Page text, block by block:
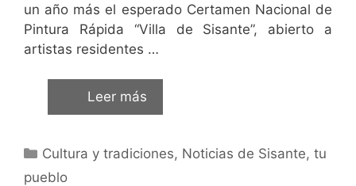
un año más el esperado Certamen Nacional de
Pintura Rápida “Villa de Sisante”, abierto a
artistas residentes …
Leer más
Cultura y tradiciones, Noticias de Sisante, tu
pueblo